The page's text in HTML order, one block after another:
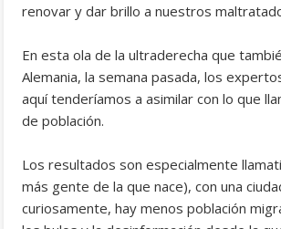
renovar y dar brillo a nuestros
En esta ola de la ultraderecha que
Alemania, la semana pasada, los
aquí tenderíamos a asimilar con lo que
de población.
Los resultados son especialmente
más gente de la que nace), con una
curiosamente, hay menos población